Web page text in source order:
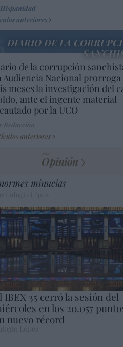
anteriores
DIARIO DE LA
de la corrupción
Audiencia Nacional prorroga
meses la investigación del
ante el ingente material
por la UCO
anteriores
Opinión
minucias
IBEX 35 cerró la sesión del
en los 20.057
nuevo récord